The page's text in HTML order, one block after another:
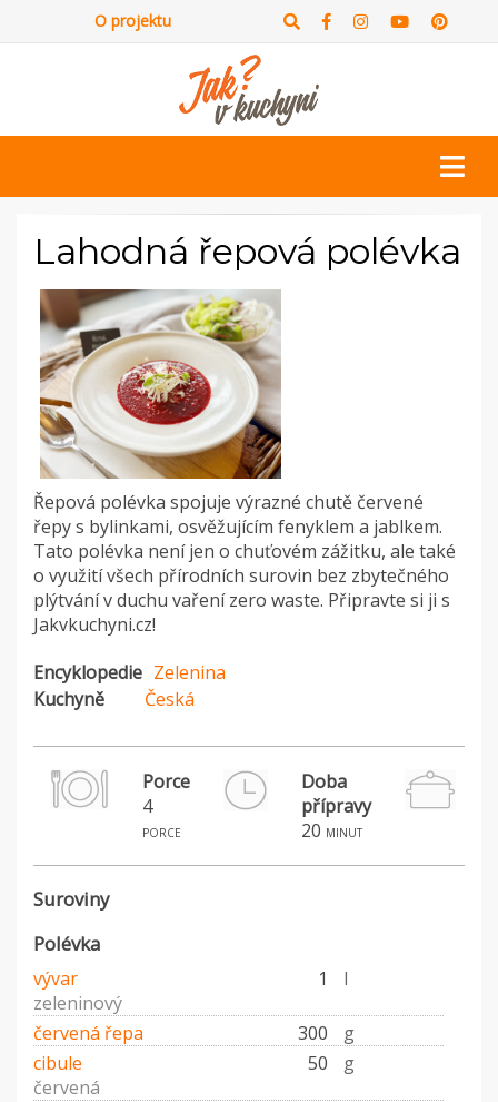
O projektu
Lahodná řepová polévka
Řepová polévka spojuje výrazné chutě červené
řepy s bylinkami, osvěžujícím fenyklem a jablkem.
Tato polévka není jen o chuťovém zážitku, ale také
o využití všech přírodních surovin bez zbytečného
plýtvání v duchu vaření zero waste. Připravte si ji s
Jakvkuchyni.cz!
Encyklopedie Zelenina
Kuchyně
Česká
Porce
4
porce
Doba
přípravy
20 minut
Suroviny
Polévka
vývar 1
l
zeleninový
červená řepa
300
g
cibule
50
g
červená